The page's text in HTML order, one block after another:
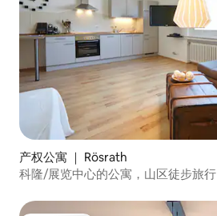
产权公寓 ｜ Rösrath
科隆/展览中心的公寓，山区徒步旅行